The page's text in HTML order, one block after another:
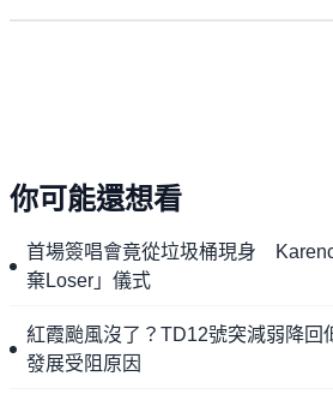
你可能還想看
首場簽唱會竟從垃圾桶現身
棄Loser」儀式
紅霞颱風沒了？TD12號突減弱降
發展受阻原因